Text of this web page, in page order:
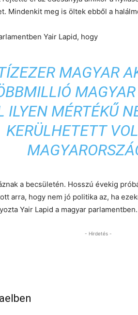
Mindenkit meg is öltek ebből a
Yair Lapid, hogy
MAGYAR
ILYEN MÉRTÉKŰ
KERÜLHETETT
a becsületén. Hosszú évekig
arra, hogy nem jó politika az, ha
Yair Lapid a magyar parlamentben.
- Hirdetés -